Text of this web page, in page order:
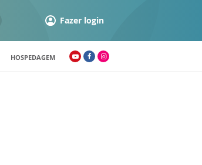
Fazer login
HOSPEDAGEM